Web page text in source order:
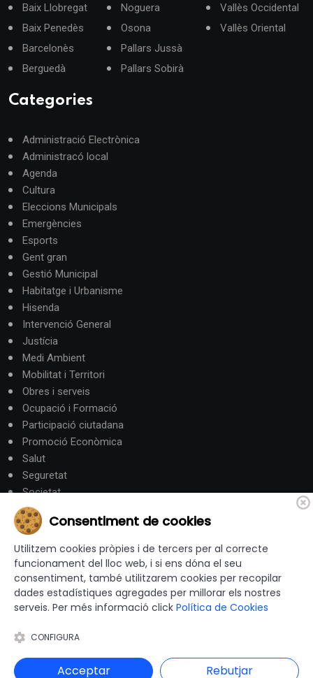
Baix Llobregat
Baix Penedès
Barcelonès
Berguedà
Noguera
Osona
Pallars Jussà
Pallars Sobirà
Vallès Occidental
Vallès Oriental
Categories
Administració Electrònica
Administracó local
Agenda
Cultura
Eleccions Municipals
Emergències
Esports
Gent gran
Gestió Municipal
Habitatge i Urbanisme
Hisenda
Intervenció General
Justícia
Medi Ambient
Mobilitat i Territori
Obres i serveis
Ocupació i Formació
Participació ciutadana
Promoció Econòmica
Salut
Seguretat
Societat
Turisme
Altres Canals
canalandorra.ad
© 2012-2026 Ajuntaments de Catalunya - Tots els drets
Avís Legal |Política de privacitat|
Consentiment de cookies
Utilitzem cookies pròpies i de tercers per al correcte
funcionament del lloc web, i si ens dóna el seu
consentiment, també utilitzarem cookies per recopilar
dades estadístiques agregades per millorar els nostres
serveis. Per més informació click Política de Cookies
CONFIGURA
Acceptar Rebutjar